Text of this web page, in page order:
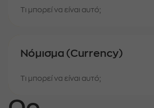
Τι μπορεί να είναι αυτό;
Νόμισμα (Currency)
Τι μπορεί να είναι αυτό;